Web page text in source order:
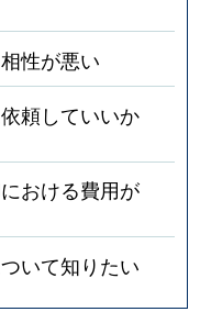
性が悪い
頼していいか
おける費用が
いて知りたい